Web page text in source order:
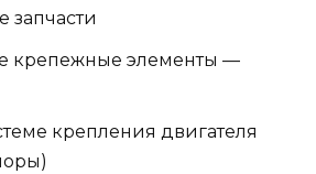
запчасти
крепежные элементы —
крепления двигателя